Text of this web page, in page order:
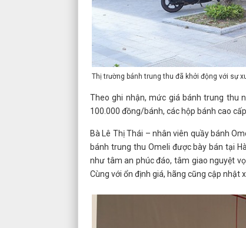
Thị trường bánh trung thu đã khởi động với sự
Theo ghi nhận, mức giá bánh trung thu
100.000 đồng/bánh, các hộp bánh cao
Bà Lê Thị Thái – nhân viên quầy bánh
bánh trung thu Omeli được bày bán tại
như tâm an phúc đáo, tâm giao nguyệt
Cùng với ổn định giá, hãng cũng cập nhật